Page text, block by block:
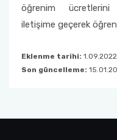
öğrenim ücretlerini
iletişime geçerek
Eklenme tarihi:
Son güncelleme: